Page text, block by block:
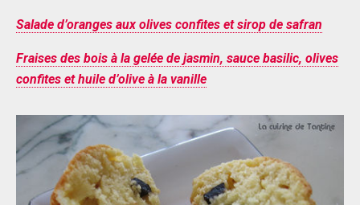
Salade d’oranges aux olives confites et sirop de safran
Fraises des bois à la gelée de jasmin, sauce basilic, olives
confites et huile d’olive à la vanille